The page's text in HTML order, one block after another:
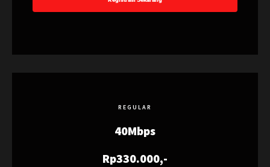
REGULAR
40Mbps
Rp330.000,-